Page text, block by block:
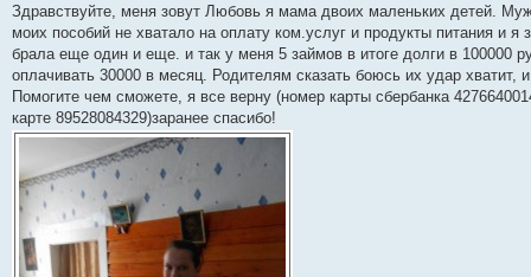
о
б
щ
е
и
е
Здравствуйте, меня зовут Любовь я мама двоих маленьких детей.
моих пособий не хватало на оплату ком.услуг и продукты питания и
брала еще один и еще. и так у меня 5 займов в итоге долги в 100000
оплачивать 30000 в месяц. Родителям сказать боюсь их удар
Помогите чем сможете, я все верну (номер карты сбербанка
карте 89528084329)заранее спасибо!